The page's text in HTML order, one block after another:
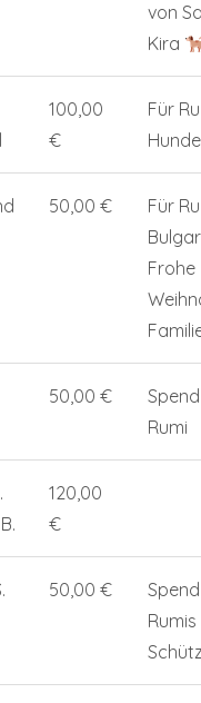
von
Kira
100,00
€
Für
Hunde
50,00 €
Für
Frohe
50,00 €
Rumi
120,00
€
50,00 €
Rumis